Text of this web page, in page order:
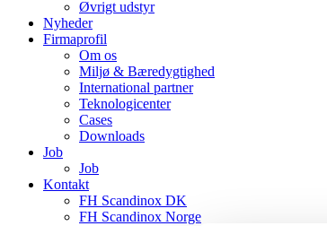
Øvrigt udstyr
Nyheder
Firmaprofil
Om os
Miljø & Bæredygtighed
International partner
Teknologicenter
Cases
Downloads
Job
Job
Kontakt
FH Scandinox DK
FH Scandinox Norge